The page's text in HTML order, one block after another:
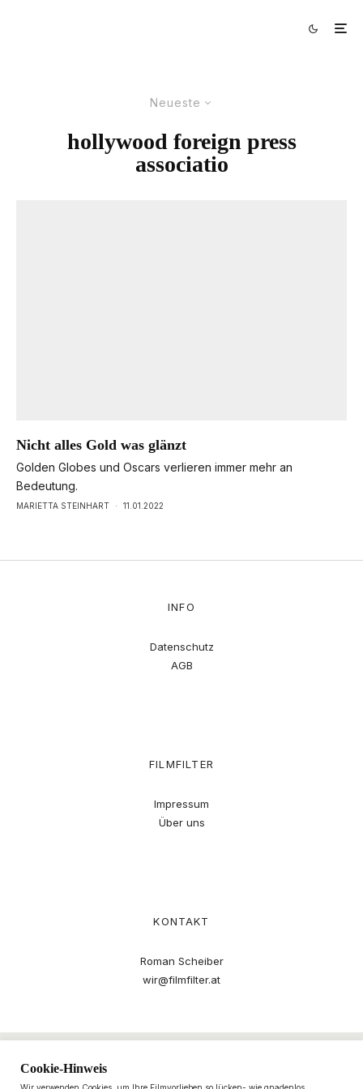
Neueste
hollywood foreign press
associatio
Nicht alles Gold was glänzt
Golden Globes und Oscars verlieren immer mehr an
Bedeutung.
MARIETTA STEINHART · 11.01.2022
INFO
Datenschutz
AGB
FILMFILTER
Impressum
Über uns
KONTAKT
Roman Scheiber
wir@filmfilter.at
Cookie-Hinweis